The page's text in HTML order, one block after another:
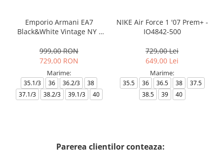
Emporio Armani EA7
Black&White Vintage NY -
999,00 RON
729,00 RON
Marime:
35.1/3 36 36.2/3
38
37.1/3
38.2/3 39.1/3 40
NIKE Air Force 1 '07 Prem+ -
IO4842-500
729,00 Lei
649,00 Lei
Marime:
35.5 36 36.5 38
37.5
38.5
39 40
Parerea clientilor conteaza: